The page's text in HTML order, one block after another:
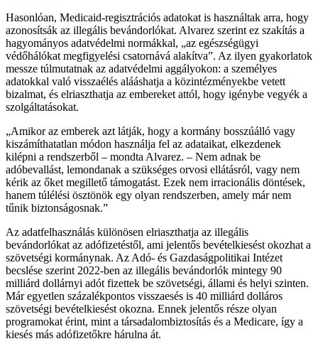
Hasonlóan, Medicaid-regisztrációs adatokat is használtak arra, hogy
azonosítsák az illegális bevándorlókat. Alvarez szerint ez szakítás a
hagyományos adatvédelmi normákkal, „az egészségügyi
védőhálókat megfigyelési csatornává alakítva”. Az ilyen gyakorlatok
messze túlmutatnak az adatvédelmi aggályokon: a személyes
adatokkal való visszaélés alááshatja a közintézményekbe vetett
bizalmat, és elriaszthatja az embereket attól, hogy igénybe vegyék a
szolgáltatásokat.
„Amikor az emberek azt látják, hogy a kormány bosszúálló vagy
kiszámíthatatlan módon használja fel az adataikat, elkezdenek
kilépni a rendszerből – mondta Alvarez. – Nem adnak be
adóbevallást, lemondanak a szükséges orvosi ellátásról, vagy nem
kérik az őket megillető támogatást. Ezek nem irracionális döntések,
hanem túlélési ösztönök egy olyan rendszerben, amely már nem
tűnik biztonságosnak.”
Az adatfelhasználás különösen elriaszthatja az illegális
bevándorlókat az adófizetéstől, ami jelentős bevételkiesést okozhat a
szövetségi kormánynak. Az Adó- és Gazdaságpolitikai Intézet
becslése szerint 2022-ben az illegális bevándorlók mintegy 90
milliárd dollárnyi adót fizettek be szövetségi, állami és helyi szinten.
Már egyetlen százalékpontos visszaesés is 40 milliárd dolláros
szövetségi bevételkiesést okozna. Ennek jelentős része olyan
programokat érint, mint a társadalombiztosítás és a Medicare, így a
kiesés más adófizetőkre hárulna át.